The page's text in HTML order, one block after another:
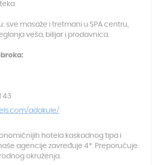
sve masaže i tretmani u SPA centru,
veša, bilijar i prodavnica.
43
adakule/
hotela kaskadnog tipa i
agencije zavređuje 4*. Preporučuje
okruženja.